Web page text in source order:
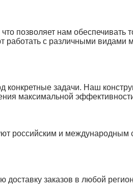
позволяет нам обеспечивать
с различными
задачи. Наш
максимальной
российским и
заказов в любой